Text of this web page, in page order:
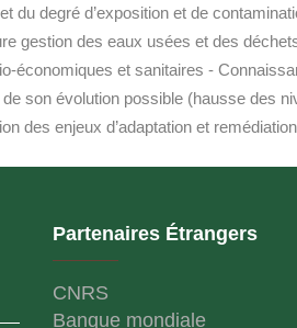
du degré d’exposition et de
gestion des eaux usées et des
économiques et sanitaires -
son évolution possible (hausse des
des enjeux d’adaptation et
Partenaires Étrangers
CNRS
Banque mondiale